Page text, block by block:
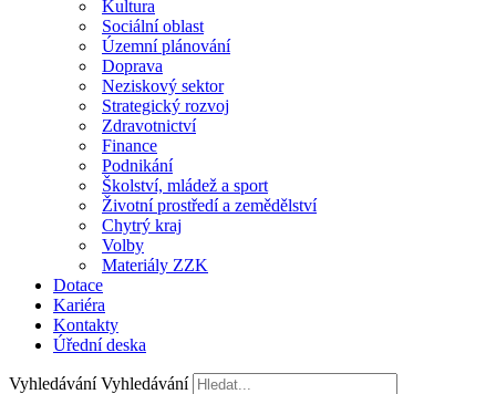
Kultura
Sociální oblast
Územní plánování
Doprava
Neziskový sektor
Strategický rozvoj
Zdravotnictví
Finance
Podnikání
Školství, mládež a sport
Životní prostředí a zemědělství
Chytrý kraj
Volby
Materiály ZZK
Dotace
Kariéra
Kontakty
Úřední deska
Vyhledávání Vyhledávání